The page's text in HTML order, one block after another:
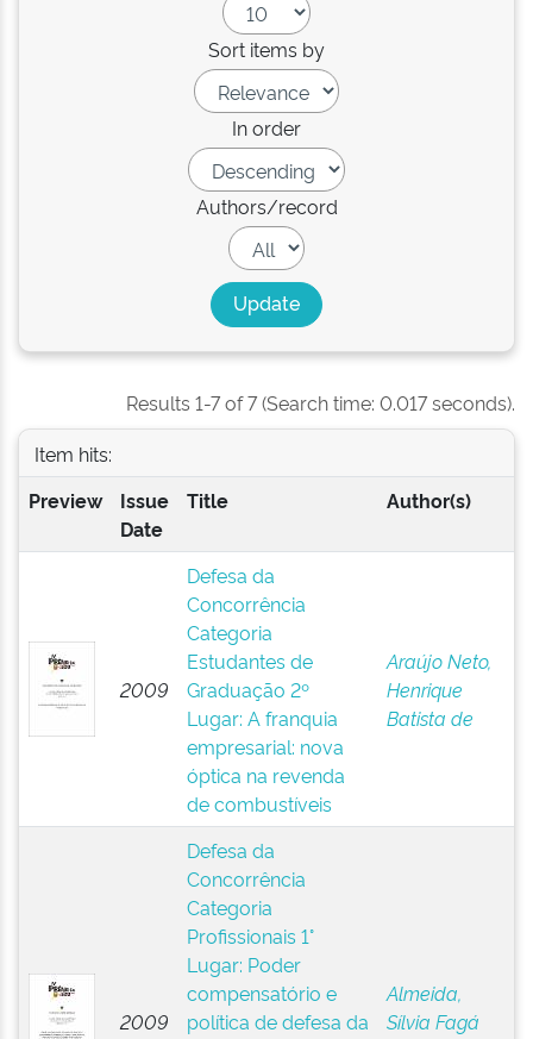
Sort items by
In order
Authors/record
Results 1-7 of 7 (Search time: 0.017 seconds).
Item hits:
Preview
Issue
Date
Title Author(s)
2009
Defesa da
Concorrência
Categoria
Estudantes de
Graduação 2º
Lugar: A franquia
empresarial: nova
óptica na revenda
de combustíveis
Araújo Neto,
Henrique
Batista de
2009
Defesa da
Concorrência
Categoria
Profissionais 1°
Lugar: Poder
compensatório e
política de defesa da
Almeida,
Sílvia Fagá